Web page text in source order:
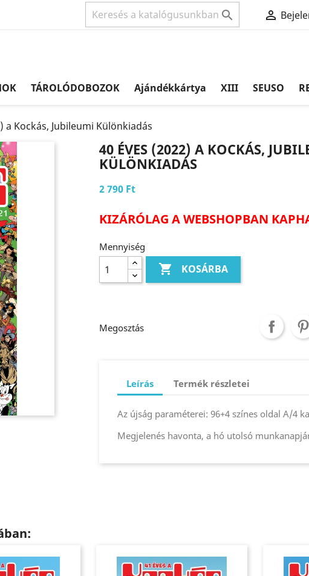
 
TÁROLÓDOBOZOK Ajándékkártya XIII SEUSO
a Kockás, Jubileumi Különkiadás
40 ÉVES (2022) A KOCKÁS,
KÜLÖNKIADÁS
2 790 Ft
KIZÁRÓLAG A WEBSHOPBAN
Mennyiség
 KOSÁRBA
Megosztás
Leírás Termék részletei
Az újság paraméterei: 96+4 színes oldal A/4
Megjelenés havonta, a hó utolsó